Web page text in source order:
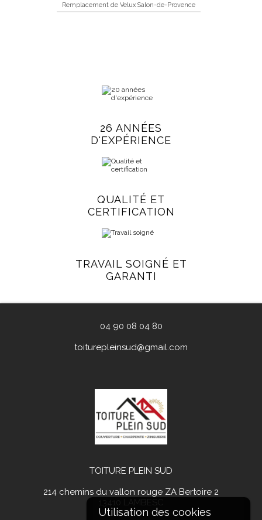
Remplacement de Velux Salon-de-Provence
26 ANNÉES
D'EXPÉRIENCE
QUALITÉ ET
CERTIFICATION
TRAVAIL SOIGNÉ ET
GARANTI
04 90 08 04 80
toiturepleinsud@gmail.com
TOITURE PLEIN SUD
214 chemins du vallon rouge ZA Bertoire 2